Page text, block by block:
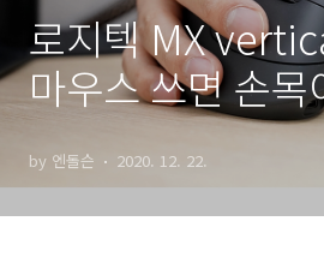
로지텍 MX
마우스 쓰면 손
by 엔돌슨 2020. 12. 22.